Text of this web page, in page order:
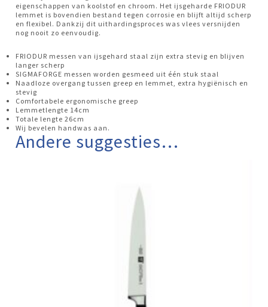
eigenschappen van koolstof en chroom. Het ijsgeharde FRIODUR
lemmet is bovendien bestand tegen corrosie en blijft altijd scherp
en flexibel. Dankzij dit uithardingsproces was vlees versnijden
nog nooit zo eenvoudig.
FRIODUR messen van ijsgehard staal zijn extra stevig en blijven
langer scherp
SIGMAFORGE messen worden gesmeed uit één stuk staal
Naadloze overgang tussen greep en lemmet, extra hygiënisch en
stevig
Comfortabele ergonomische greep
Lemmetlengte 14cm
Totale lengte 26cm
Wij bevelen handwas aan.
Andere suggesties…